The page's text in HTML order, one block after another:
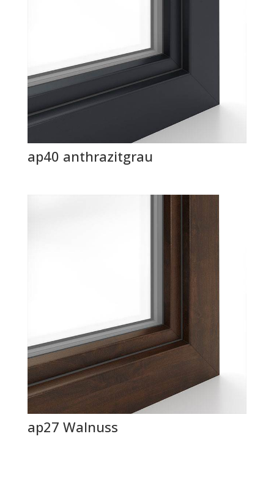
ap40 anthrazitgrau
ap27 Walnuss